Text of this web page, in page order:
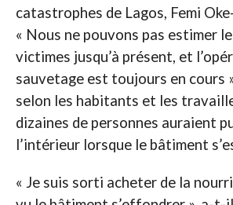
catastrophes de Lagos, Femi
« Nous ne pouvons pas estimer
victimes jusqu’à présent, et
sauvetage est toujours en cours
selon les habitants et les
dizaines de personnes auraient
l’intérieur lorsque le bâtiment
« Je suis sorti acheter de la